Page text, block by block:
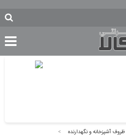
ظروف آشپزخانه و نگهدارنده
>